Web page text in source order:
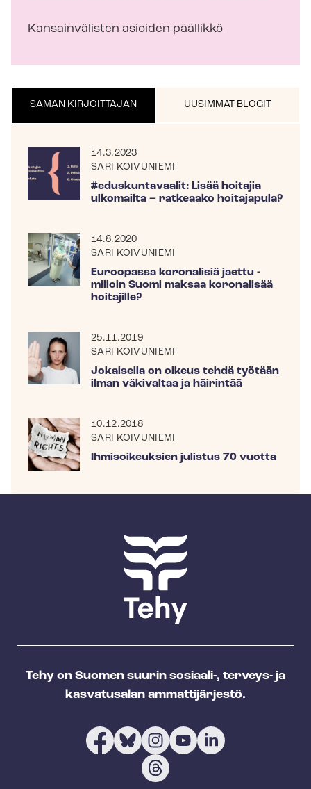
Kansainvälisten asioiden päällikkö
SAMAN KIRJOITTAJAN UUSIMMAT BLOGIT
14.3.2023
SARI KOIVUNIEMI
#eduskuntavaalit: Lisää hoitajia
ulkomailta – ratkeaako hoitajapula?
14.8.2020
SARI KOIVUNIEMI
Euroopassa koronalisiä jaettu -
milloin Suomi maksaa koronalisää
hoitajille?
25.11.2019
SARI KOIVUNIEMI
Jokaisella on oikeus tehdä työtään
ilman väkivaltaa ja häirintää
10.12.2018
SARI KOIVUNIEMI
Ihmisoikeuksien julistus 70 vuotta
Tehy on Suomen suurin sosiaali-, terveys- ja
kasvatusalan ammattijärjestö.